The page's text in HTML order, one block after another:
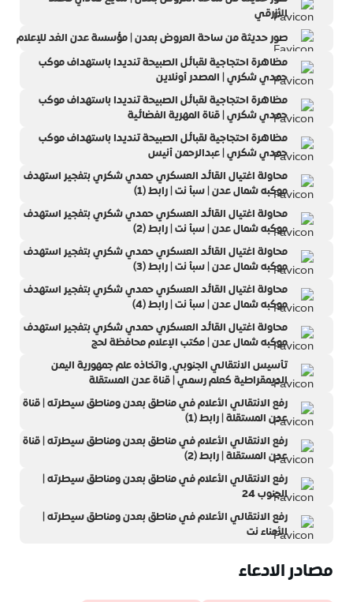
الأزرقي
صور حديثة من ساحة العروض بعدن | مؤسسة عدن الغد للإعلام
مظاهرة احتجاجية لقبائل الصبيحة تنديدا باستهداف موكب
حمدي شكري | المصدر أونلاين
مظاهرة احتجاجية لقبائل الصبيحة تنديدا باستهداف موكب
حمدي شكري | قناة المهرية الفضائية
مظاهرة احتجاجية لقبائل الصبيحة تنديدا باستهداف موكب
حمدي شكري | عبدالرحمن أنيس
محاولة اغتيال القائد العسكري حمدي شكري بتفجير استهدف
موكبه شمال عدن | سبأ نت | رابط (1)
محاولة اغتيال القائد العسكري حمدي شكري بتفجير استهدف
موكبه شمال عدن | سبأ نت | رابط (2)
محاولة اغتيال القائد العسكري حمدي شكري بتفجير استهدف
موكبه شمال عدن | سبأ نت | رابط (3)
محاولة اغتيال القائد العسكري حمدي شكري بتفجير استهدف
موكبه شمال عدن | سبأ نت | رابط (4)
محاولة اغتيال القائد العسكري حمدي شكري بتفجير استهدف
موكبه شمال عدن | مكتب الإعلام محافظة لحج
تأسيس الانتقالي الجنوبي٬ واتخاذه علم جمهورية اليمن
الديمقراطية كعلم رسمي | قناة عدن المستقلة
رفع الانتقالي الأعلام في مناطق بعدن ومناطق سيطرته | قناة
عدن المستقلة | رابط (1)
رفع الانتقالي الأعلام في مناطق بعدن ومناطق سيطرته | قناة
عدن المستقلة | رابط (2)
رفع الانتقالي الأعلام في مناطق بعدن ومناطق سيطرته |
الجنوب 24
رفع الانتقالي الأعلام في مناطق بعدن ومناطق سيطرته |
الأمناء نت
مصادر الادعاء